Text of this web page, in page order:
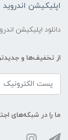
اپلیکیشن اندروید
دانلود اپلیکیشن
از تخفیف‌ها و
ما را در شبکه‌های